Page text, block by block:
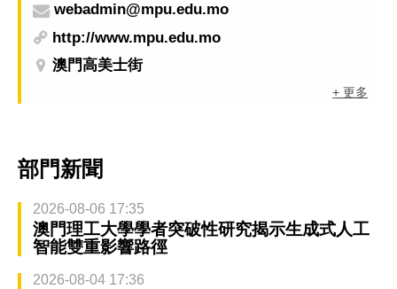
webadmin@mpu.edu.mo
http://www.mpu.edu.mo
澳門高美士街
+ 更多
部門新聞
2026-08-06 17:35
澳門理工大學學者突破性研究揭示生成式人工
智能雙重影響路徑
2026-08-04 17:36